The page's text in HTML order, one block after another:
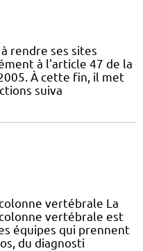
rendre ses sites
à l'article 47 de la
À cette fin, il met
suiva
vertébrale La
vertébrale est
équipes qui prennent
du diagnosti